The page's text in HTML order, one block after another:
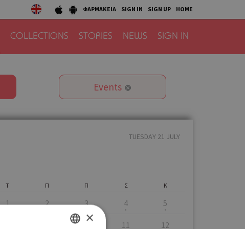
ΦΑΡΜΑΚΕΙΑ SIGN IN SIGN UP HOME
COLLECTIONS STORIES NEWS SIGN IN
Events
TUESDAY 21 JULY
Τ
1
Π
2
Π
3
Σ
4
Κ
5
11 12
×